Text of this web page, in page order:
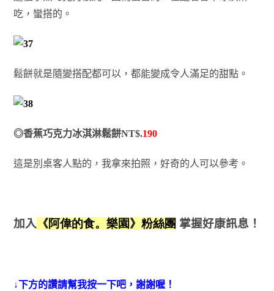
吃，蠻搭的。
鬆餅就是隨變搭配都可以，都能變成令人滿足的甜點。
◎香蕉巧克力冰淇淋鬆餅NT$.190
這是別桌客人點的，我拿來拍照，好奇的人可以參考。
加入《阿偉的食。樂園》粉絲團 掌握好康訊息！
↓下方的讚請幫我按一下吧，謝謝喔！